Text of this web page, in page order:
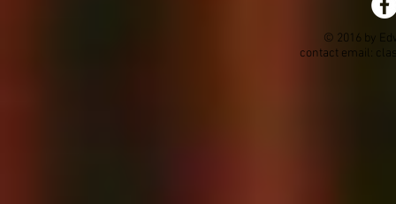
© 2016 by
contact email: